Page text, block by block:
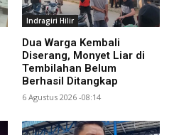
Indragiri Hilir
Dua Warga Kembali
Diserang, Monyet Liar di
Tembilahan Belum
Berhasil Ditangkap
6 Agustus 2026 -08:14